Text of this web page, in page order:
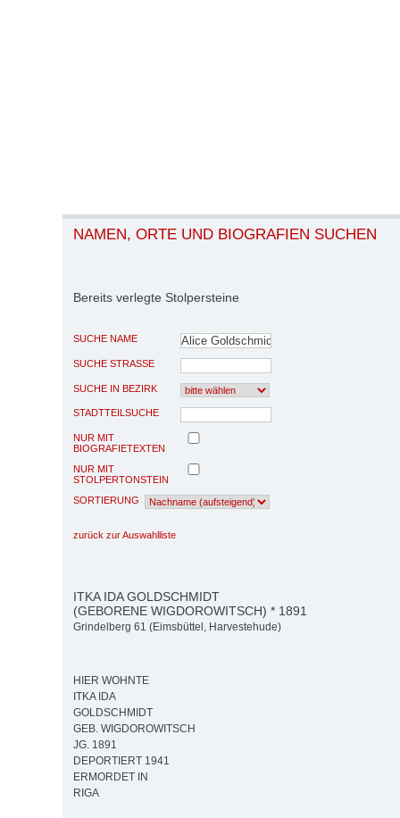
NAMEN, ORTE UND BIOGRAFIEN SUCHEN
Bereits verlegte Stolpersteine
SUCHE NAME
SUCHE STRASSE
SUCHE IN BEZIRK
STADTTEILSUCHE
NUR MIT
BIOGRAFIETEXTEN
NUR MIT
STOLPERTONSTEIN
SORTIERUNG
zurück zur Auswahlliste
ITKA IDA GOLDSCHMIDT
(GEBORENE WIGDOROWITSCH) * 1891
Grindelberg 61 (Eimsbüttel, Harvestehude)
HIER WOHNTE
ITKA IDA
GOLDSCHMIDT
GEB. WIGDOROWITSCH
JG. 1891
DEPORTIERT 1941
ERMORDET IN
RIGA